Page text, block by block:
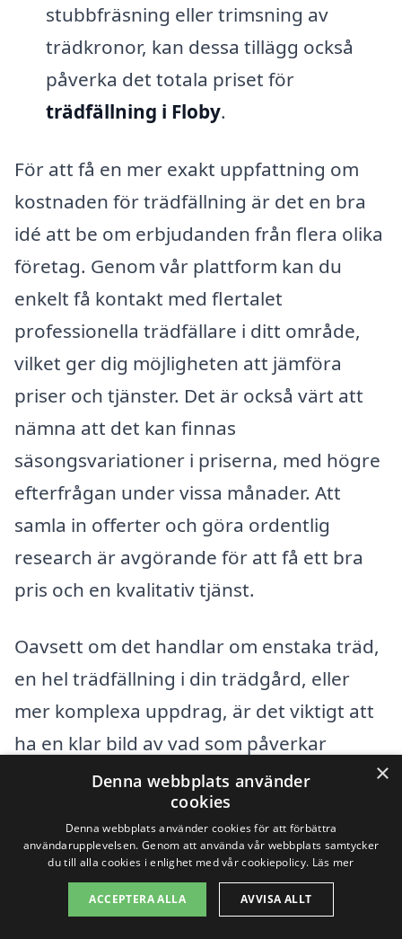
stubbfräsning eller trimsning av
trädkronor, kan dessa tillägg också
påverka det totala priset för
trädfällning i Floby.
För att få en mer exakt uppfattning om
kostnaden för trädfällning är det en bra
idé att be om erbjudanden från flera olika
företag. Genom vår plattform kan du
enkelt få kontakt med flertalet
professionella trädfällare i ditt område,
vilket ger dig möjligheten att jämföra
priser och tjänster. Det är också värt att
nämna att det kan finnas
säsongsvariationer i priserna, med högre
efterfrågan under vissa månader. Att
samla in offerter och göra ordentlig
research är avgörande för att få ett bra
pris och en kvalitativ tjänst.
Oavsett om det handlar om enstaka träd,
en hel trädfällning i din trädgård, eller
mer komplexa uppdrag, är det viktigt att
ha en klar bild av vad som påverkar
kostnaden. Genom att vara välinformerad
kan du enklare fatta beslut och välja det
företag som bäst passar dina behov och
din budget.
×
Denna webbplats använder
cookies
Denna webbplats använder cookies för att förbättra
användarupplevelsen. Genom att använda vår webbplats samtycker
du till alla cookies i enlighet med vår cookiepolicy. Läs mer
ACCEPTERA ALLA AVVISA ALLT